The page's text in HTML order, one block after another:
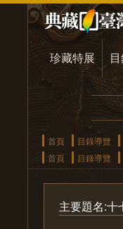
珍藏特展
首頁 目錄導覽
首頁
目錄導覽
主要題名:十